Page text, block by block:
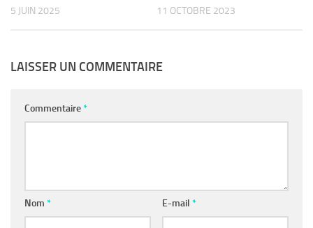
5 JUIN 2025 11 OCTOBRE 2023
LAISSER UN COMMENTAIRE
Commentaire*
Nom * E-mail *